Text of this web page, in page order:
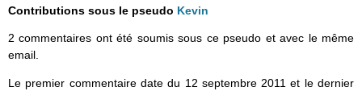
Contributions sous le pseudo Kevin
2 commentaires ont été soumis sous ce pseudo et avec le même
email.
Le premier commentaire date du 12 septembre 2011 et le dernier